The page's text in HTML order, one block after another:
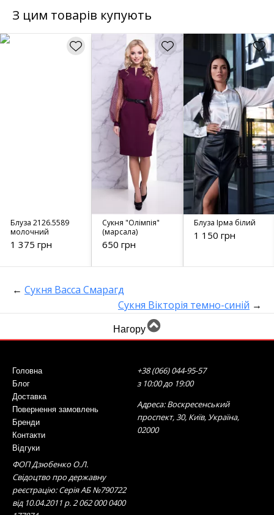
З цим товарів купують
Блуза 2126.5589
молочний
1 375 грн
Сукня "Олімпія"
(марсала)
650 грн
Блуза Ірма білий
1 150 грн
← Сукня Васса Смарагд
Сукня Вікторія темно-синій →
Нагору
Головна
Блог
Доставка
Повернення замовлень
Бренди
Контакти
Відгуки
+38 (066) 044-95-57
з 10:00 до 19:00
Адреса: Воскресенський
проспект, 30, Київ, Україна,
02000
ФОП Дзюбенко О.Л.
Свідоцтво про державну
реєстрацію: Серія АБ №790722
від 10.04.2011 р. 2 062 000 0400